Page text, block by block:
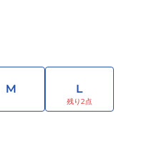
M L